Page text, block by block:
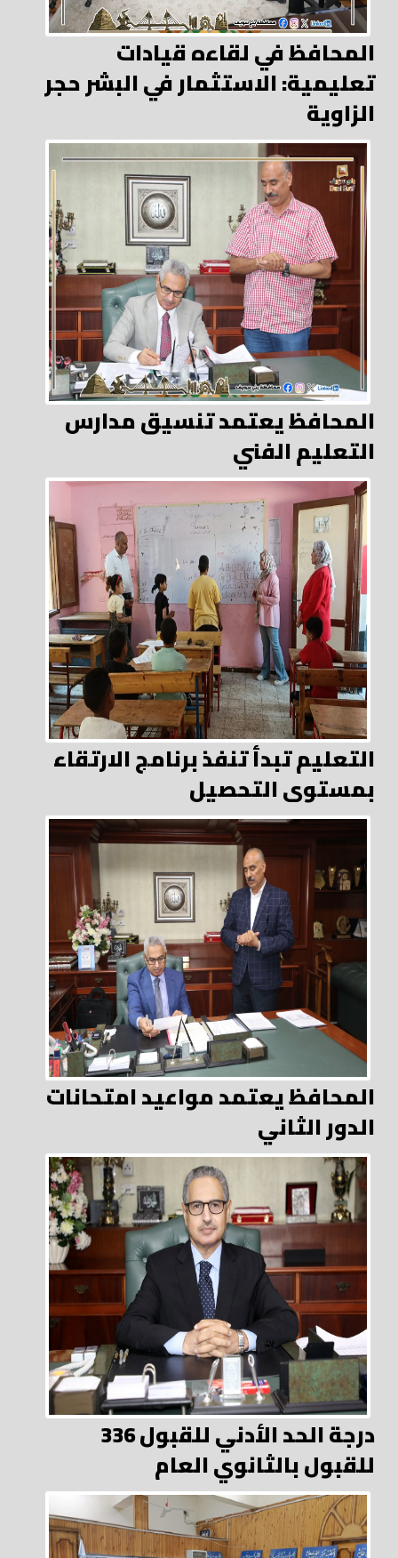
المحافظ في لقاءه قيادات
تعليمية: الاستثمار في البشر حجر
الزاوية
المحافظ يعتمد تنسيق مدارس
التعليم الفني
التعليم تبدأ تنفذ برنامج الارتقاء
بمستوى التحصيل
المحافظ يعتمد مواعيد امتحانات
الدور الثاني
336 درجة الحد الأدني للقبول
للقبول بالثانوي العام